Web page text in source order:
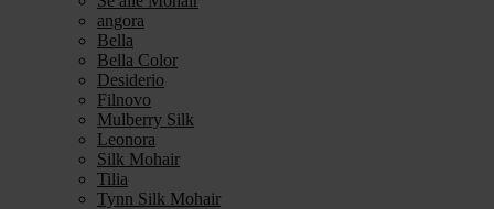
angora
Bella
Bella Color
Desiderio
Filnovo
Mulberry Silk
Leonora
Silk Mohair
Tilia
Tynn Silk Mohair